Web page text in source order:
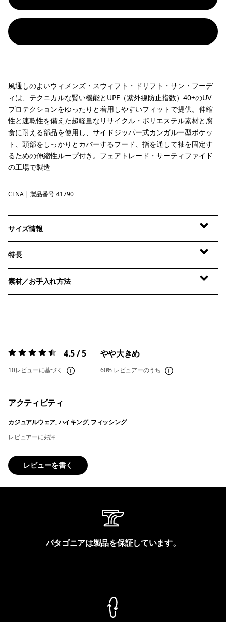
風通しのよいウィメンズ・スウィフト・ドリフト・サン・フーデ
ィは、テクニカルな賢い機能とUPF（紫外線防止指数）40+のUV
プロテクションをゆったりと着用しやすいフィットで提供。伸縮
性と速乾性を備えた超軽量なリサイクル・ポリエステル素材と腐
食に耐える部品を使用し、サイドジッパー式カンガルー型ポケッ
ト、頭部をしっかりとカバーするフード、指を通して袖を固定す
るための伸縮性ループ付き。フェアトレード・サーティファイド
の工場で製造
Coastal Edge: Natural
CLNA | 製品番号 41790
サイズ情報
特長
素材／お手入れ方法
評価:4.5 / 5 4.5 / 5
10レビューに基づく
やや大きめ
60% レビュアーのうち
アクティビティ
カジュアルウェア, ハイキング, フィッシング
レビュアーに好評
レビューを書く
パタゴニアは製品を保証しています。